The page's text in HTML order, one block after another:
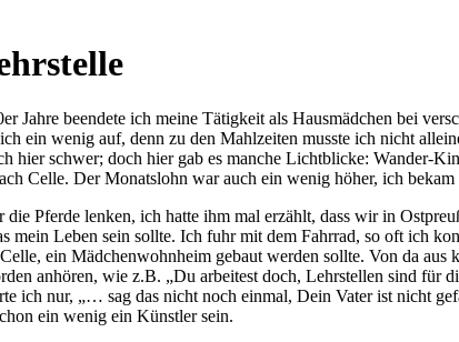
Jahre beendete ich meine Tätigkeit als Hausmädchen bei
ein wenig auf, denn zu den Mahlzeiten musste ich nicht
hier schwer; doch hier gab es manche Lichtblicke: Wander-
Celle. Der Monatslohn war auch ein wenig höher, ich
Pferde lenken, ich hatte ihm mal erzählt, dass wir in
mein Leben sein sollte. Ich fuhr mit dem Fahrrad, so oft ich
ein Mädchenwohnheim gebaut werden sollte. Von da
anhören, wie z.B.
Du arbeitest doch, Lehrstellen sind für
ich nur, … sag das nicht noch einmal, Dein Vater ist nicht
ein wenig ein Künstler sein.